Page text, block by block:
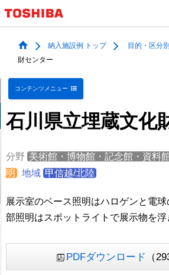
納入施設例 トップ 目的・区分別
財センター
コンテンツメニュー
石川県立埋蔵文化
分野 美術館・博物館・記念館・資料
明
地域 甲信越/北陸
展示室のベース照明はハロゲンと電
部照明はスポットライトで展示物を
PDFダウンロード （